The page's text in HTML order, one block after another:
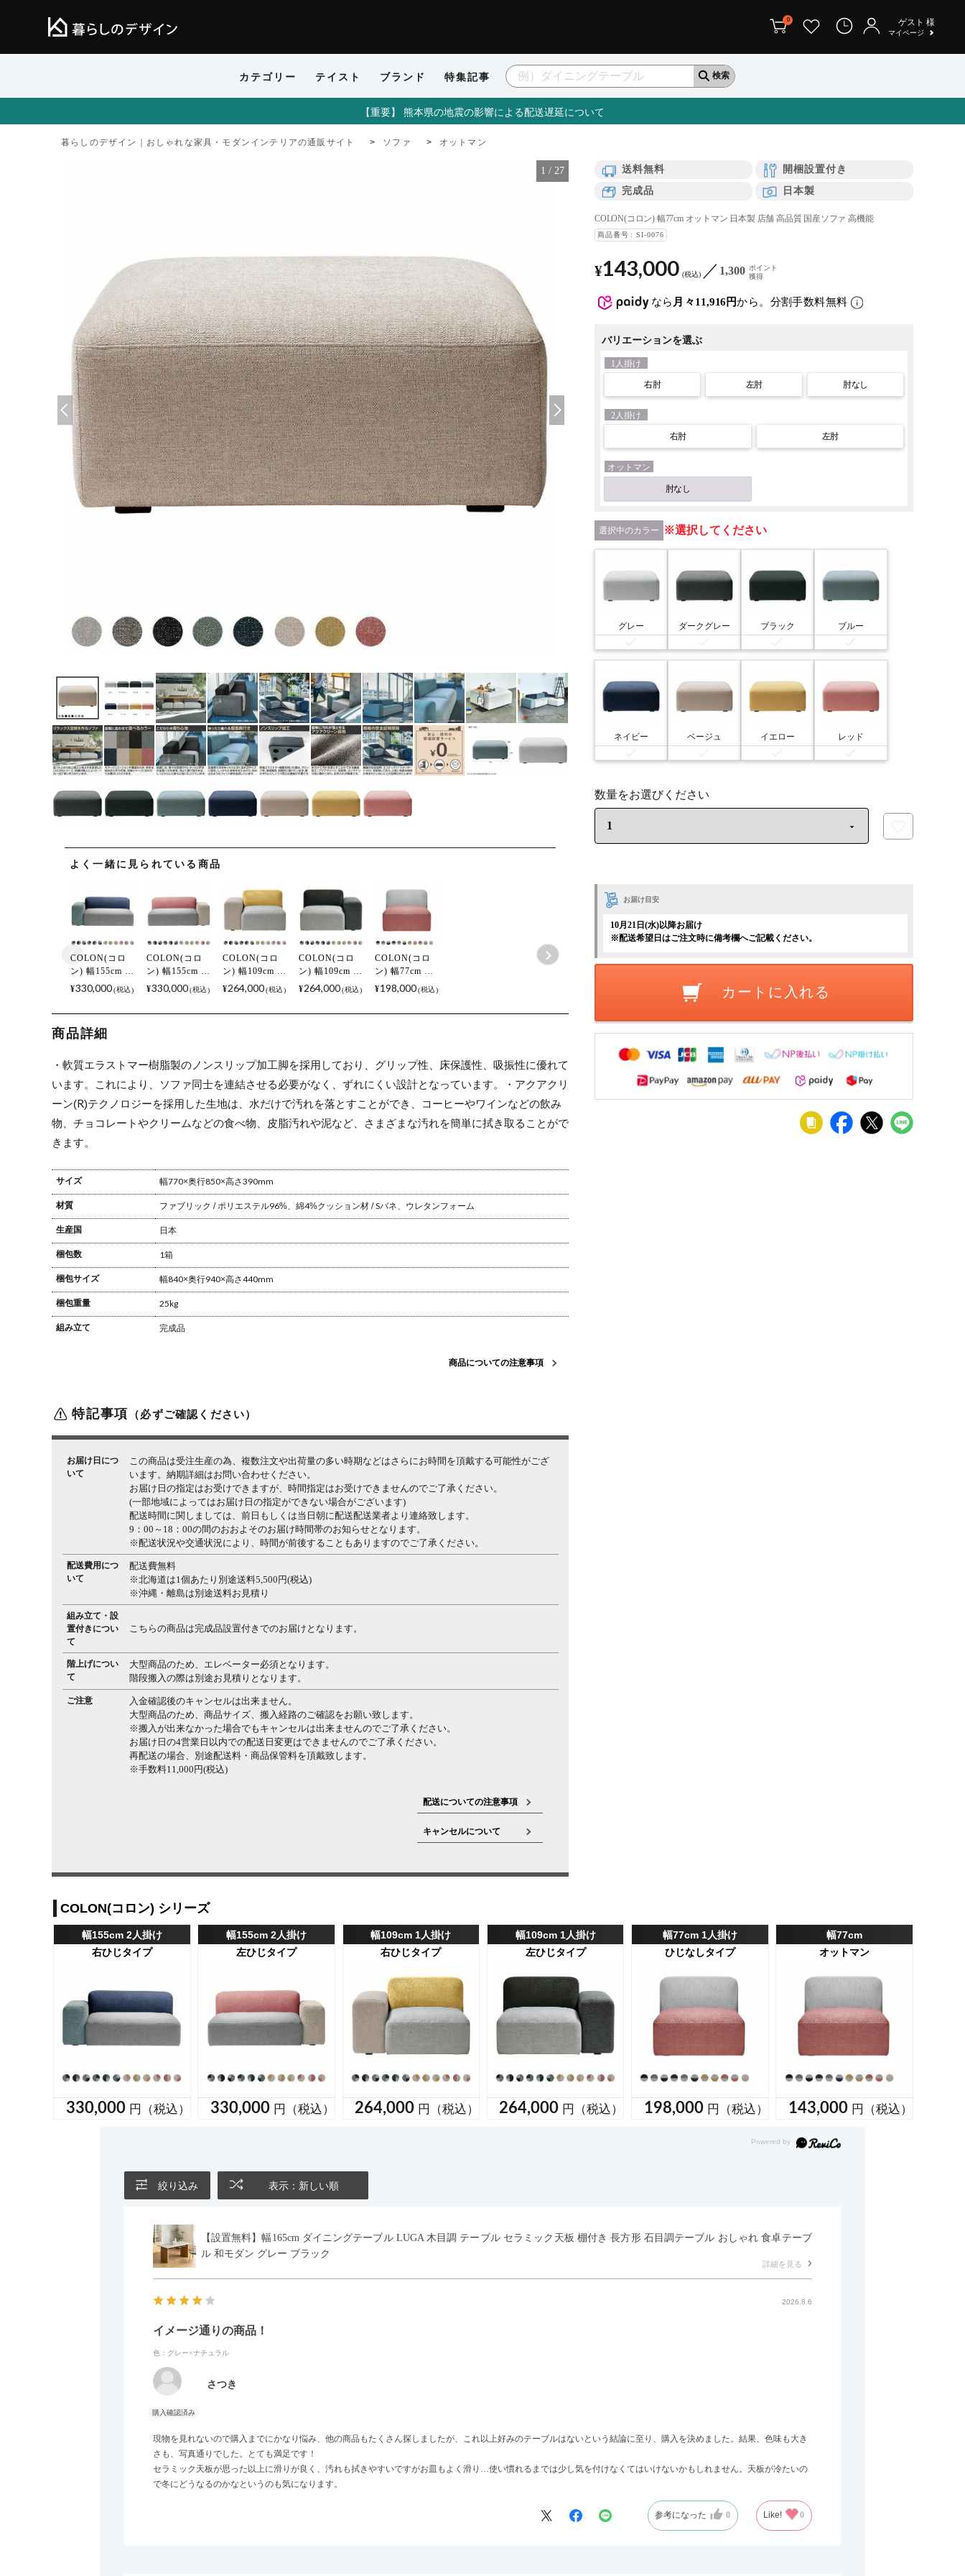
カテゴリー テイスト ブランド 特集記事
0 ゲスト 様
マイページ
【重要】 熊本県の地震の影響による配送遅延について
暮らしのデザイン｜おしゃれな家具・モダンインテリアの通販サイト ソファ オットマン
1 / 27
よく一緒に見られている商品
COLON(コロ
ン) 幅155cm ソ
ファ 日本製 2
人掛け 右ひじ
能
¥330,000 税込
COLON(コロ
ン) 幅155cm ソ
ファ 日本製 2
人掛け 左ひじ
¥330,000 税込
COLON(コロ
ン) 幅109cm ソ
ファ 日本製 1
人掛け 右ひじ
¥264,000 税込
COLON(コロ
ン) 幅109cm ソ
ファ 日本製 1
人掛け 左ひじ
¥264,000 税込
COLON(コロ
ン) 幅77cm ソ
ファ 日本製 1
人掛け ひじな
¥198,000 税込
商品詳細
・軟質エラストマー樹脂製のノンスリップ加工脚を採用しており、グリップ性、床保護性、吸振性に優れて
います。これにより、ソファ同士を連結させる必要がなく、ずれにくい設計となっています。
・アクアクリ
ーン(R)テクノロジーを採用した生地は、水だけで汚れを落とすことができ、コーヒーやワインなどの飲み
物、チョコレートやクリームなどの食べ物、皮脂汚れや泥など、さまざまな汚れを簡単に拭き取ることがで
きます。
サイズ 幅770×奥行850×高さ390mm
材質 ファブリック / ポリエステル96%、綿4%クッション材 / Sバネ、ウレタンフォーム
生産国 日本
梱包数 1箱
梱包サイズ 幅840×奥行940×高さ440mm
梱包重量 25kg
組み立て 完成品
商品についての注意事項
特記事項 （必ずご確認ください）
お届け日につ
いて
この商品は受注生産の為、複数注文や出荷量の多い時期などはさらにお時間を頂戴する可能性がござ
います。納期詳細はお問い合わせください。
お届け日の指定はお受けできますが、時間指定はお受けできませんのでご了承ください。
(一部地域によってはお届け日の指定ができない場合がございます)
配送時間に関しましては、前日もしくは当日朝に配送配送業者より連絡致します。
9：00～18：00の間のおおよそのお届け時間帯のお知らせとなります。
※配送状況や交通状況により、時間が前後することもありますのでご了承ください。
配送費用につ
いて
配送費無料
※北海道は1個あたり別途送料5,500円(税込)
※沖縄・離島は別途送料お見積り
組み立て・設
置付きについ
て
こちらの商品は完成品設置付きでのお届けとなります。
階上げについ
て
大型商品のため、エレベーター必須となります。
階段搬入の際は別途お見積りとなります。
ご注意
入金確認後のキャンセルは出来ません。
大型商品のため、商品サイズ、搬入経路のご確認をお願い致します。
※搬入が出来なかった場合でもキャンセルは出来ませんのでご了承ください。
お届け日の4営業日以内での配送日変更はできませんのでご了承ください。
再配送の場合、別途配送料・商品保管料を頂戴致します。
※手数料11,000円(税込)
配送についての注意事項
キャンセルについて
送料無料
開梱設置付き
完成品
日本製
COLON(コロン) 幅77cm オットマン 日本製 店舗 高品質 国産ソファ 高機能
商品番号 SI-0076
なら 月々11,916円から。分割手数料無料
¥143,000 税込 1,300 ポイント
獲得
バリエーションを選ぶ
1人掛け
右肘 左肘 肘なし
2人掛け
右肘 左肘
オットマン
肘なし
お届け目安
10月21日(水)以降お届け
※配送希望日はご注文時に備考欄へご記載ください。
カラー 選択してください
グレー ダークグレー ブラック ブルー
ネイビー ベージュ イエロー レッド
カートに入れる
絞り込み 表示：新しい順
【設置無料】幅165cm ダイニングテーブル LUGA 木目調 テーブル セラミック天板 棚付き 長方形 石目調テーブル おしゃれ 食卓テーブ
ル 和モダン グレー ブラック
詳細を見る
2026.8.6
イメージ通りの商品！
色：グレー×ナチュラル
さつき
現物を見れないので購入までにかなり悩み、他の商品もたくさん探しましたが、これ以上好みのテーブルはないという結論に至り、購入を決めました。結果、色味も大き
さも、写真通りでした。とても満足です！
セラミック天板が思った以上に滑りが良く、汚れも拭きやすいですがお皿もよく滑り…使い慣れるまでは少し気を付けなくてはいけないかもしれません。天板が冷たいの
で冬にどうなるのかなというのも気になります。
参考になった 0 Like! 0